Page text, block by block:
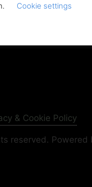
& Cookie Policy
reserved. Powered
Cookie settings